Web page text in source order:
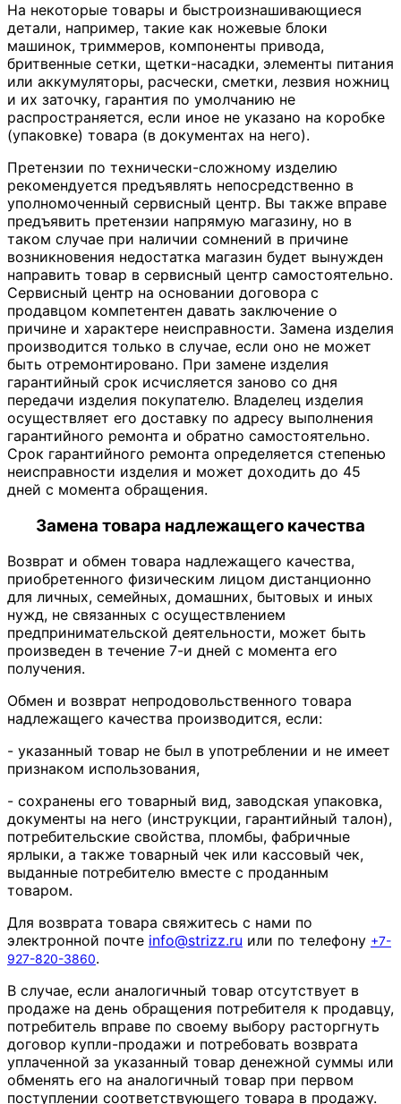
На некоторые товары и быстроизнашивающиеся
детали, например, такие как ножевые блоки
машинок, триммеров, компоненты привода,
бритвенные сетки, щетки-насадки, элементы питания
или аккумуляторы, расчески, сметки, лезвия ножниц
и их заточку, гарантия по умолчанию не
распространяется, если иное не указано на коробке
(упаковке) товара (в документах на него).
Претензии по технически-сложному изделию
рекомендуется предъявлять непосредственно в
уполномоченный сервисный центр. Вы также вправе
предъявить претензии напрямую магазину, но в
таком случае при наличии сомнений в причине
возникновения недостатка магазин будет вынужден
направить товар в сервисный центр самостоятельно.
Сервисный центр на основании договора с
продавцом компетентен давать заключение о
причине и характере неисправности. Замена изделия
производится только в случае, если оно не может
быть отремонтировано. При замене изделия
гарантийный срок исчисляется заново со дня
передачи изделия покупателю. Владелец изделия
осуществляет его доставку по адресу выполнения
гарантийного ремонта и обратно самостоятельно.
Срок гарантийного ремонта определяется степенью
неисправности изделия и может доходить до 45
дней с момента обращения.
Замена товара надлежащего качества
Возврат и обмен товара надлежащего качества,
приобретенного физическим лицом дистанционно
для личных, семейных, домашних, бытовых и иных
нужд, не связанных с осуществлением
предпринимательской деятельности, может быть
произведен в течение 7-и дней с момента его
получения.
Обмен и возврат непродовольственного товара
надлежащего качества производится, если:
- указанный товар не был в употреблении и не имеет
признаком использования,
- сохранены его товарный вид, заводская упаковка,
документы на него (инструкции, гарантийный талон),
потребительские свойства, пломбы, фабричные
ярлыки, а также товарный чек или кассовый чек,
выданные потребителю вместе с проданным
товаром.
Для возврата товара свяжитесь с нами по
электронной почте info@strizz.ru или по телефону +7-
927-820-3860.
В случае, если аналогичный товар отсутствует в
продаже на день обращения потребителя к продавцу,
потребитель вправе по своему выбору расторгнуть
договор купли-продажи и потребовать возврата
уплаченной за указанный товар денежной суммы или
обменять его на аналогичный товар при первом
поступлении соответствующего товара в продажу.